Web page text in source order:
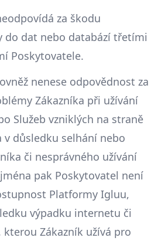
za škodu
do dat nebo databází třetími
Poskytovatele.
nenese odpovědnost za
Zákazníka při užívání
Služeb vzniklých na straně
v důsledku selhání nebo
či nesprávného užívání
pak Poskytovatel není
Platformy Igluu,
výpadku internetu či
Zákazník užívá pro